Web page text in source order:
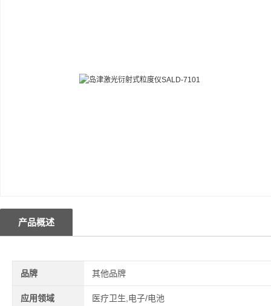
产品概述
品牌 其他品牌
应用领域 医疗卫生,电子/电池